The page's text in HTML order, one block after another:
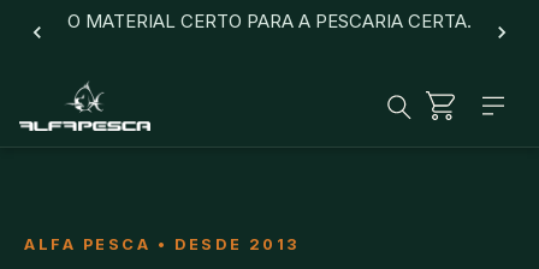
O MATERIAL CERTO PARA A PESCARIA CERTA.
ALFA PESCA • DESDE 2013